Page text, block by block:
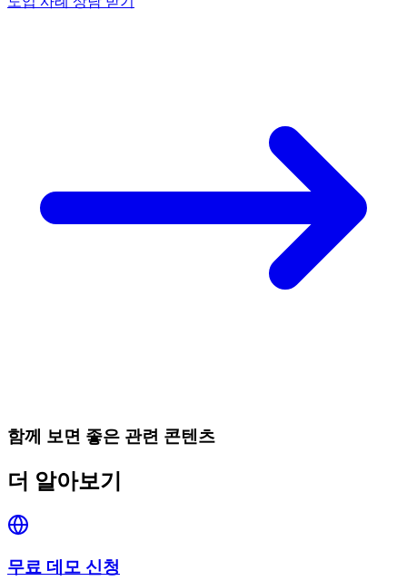
함께 보면 좋은 관련 콘텐츠
더 알아보기
무료 데모 신청